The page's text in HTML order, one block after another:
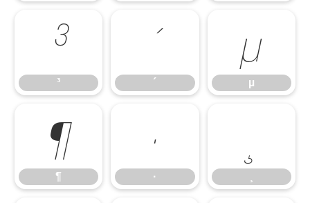
³
³
´
´
µ
µ
¶
¶
·
·